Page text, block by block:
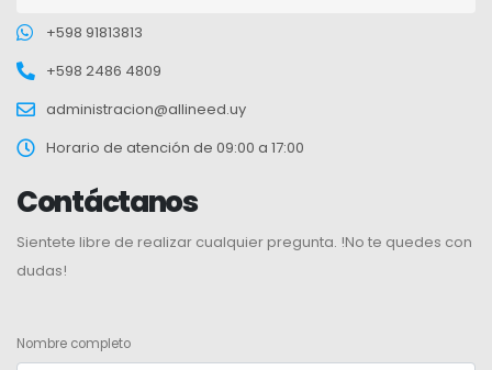
+598 91813813
+598 2486 4809
administracion@allineed.uy
Horario de atención de 09:00 a 17:00
Contáctanos
Sientete libre de realizar cualquier pregunta. !No te quedes con
dudas!
Nombre completo